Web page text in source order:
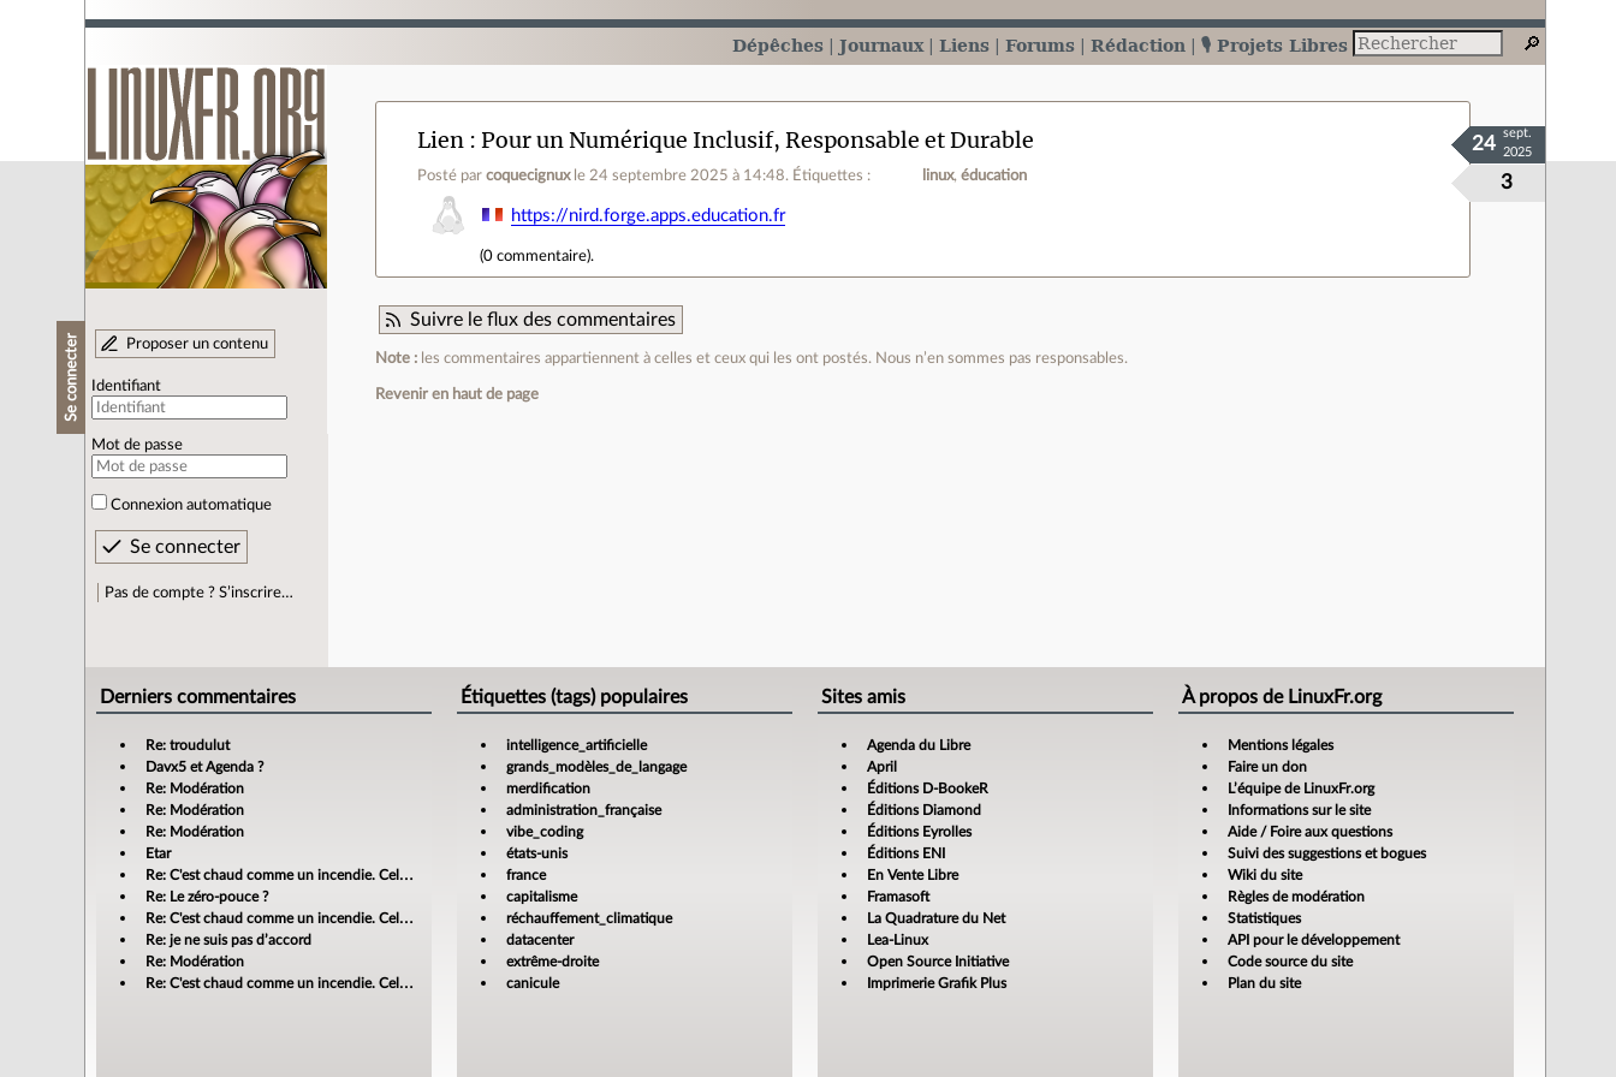
Dépêches Journaux Liens Forums Rédaction 🎙️ Projets Libres
Se connecter Proposer un contenu
Identifiant
Mot de passe
Connexion automatique
Pas de compte ? S’inscrire…
Lien Pour un Numérique Inclusif, Responsable et Durable
Posté parcoquecignux le 24 septembre 2025 à 14:48. Étiquettes : linux éducation 3
24
sept.
2025
https://nird.forge.apps.education.fr
(0 commentaire).
Suivre le flux des commentaires
Note : les commentaires appartiennent à celles et ceux qui les ont postés. Nous n’en sommes pas responsables.
Revenir en haut de page
Derniers commentaires
Re: troudulut
Davx5 et Agenda ?
Re: Modération
Re: Modération
Re: Modération
Etar
Re: C'est chaud comme un incendie. Cela m'enrage!
Re: Le zéro-pouce ?
Re: C'est chaud comme un incendie. Cela m'enrage!
Re: je ne suis pas d’accord
Re: Modération
Re: C'est chaud comme un incendie. Cela m'enrage!
Étiquettes (tags) populaires
intelligence_artificielle
grands_modèles_de_langage
merdification
administration_française
vibe_coding
états-unis
france
capitalisme
réchauffement_climatique
datacenter
extrême-droite
canicule
Sites amis
Agenda du Libre
April
Éditions D-BookeR
Éditions Diamond
Éditions Eyrolles
Éditions ENI
En Vente Libre
Framasoft
La Quadrature du Net
Lea-Linux
Open Source Initiative
Imprimerie Grafik Plus
À propos de LinuxFr.org
Mentions légales
Faire un don
L’équipe de LinuxFr.org
Informations sur le site
Aide / Foire aux questions
Suivi des suggestions et bogues
Wiki du site
Règles de modération
Statistiques
API pour le développement
Code source du site
Plan du site